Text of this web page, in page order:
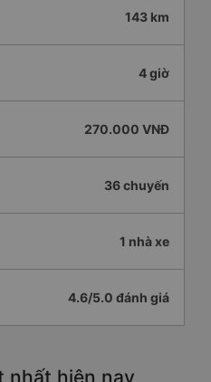
143 km
4 giờ
270.000 VNĐ
36 chuyến
1 nhà xe
4.6/5.0 đánh giá
nhất hiện nay